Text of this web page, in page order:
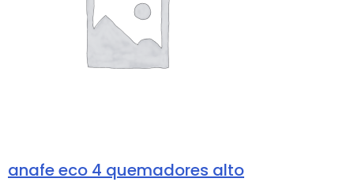
anafe eco 4 quemadores alto